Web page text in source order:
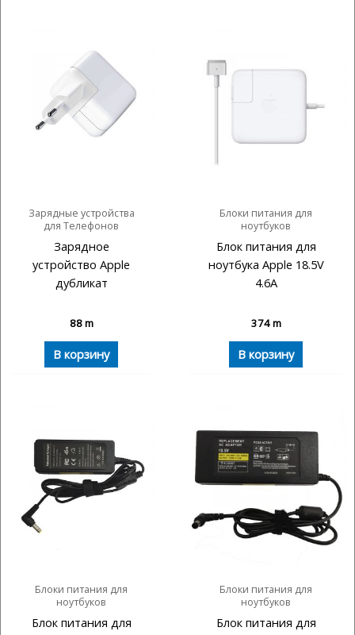
Зарядные устройства
для Телефонов
Зарядное
устройство Apple
дубликат
88m
В корзину
Блоки питания для
ноутбуков
Блок питания для
ноутбука Apple 18.5V
4.6A
374m
В корзину
Блоки питания для
ноутбуков
Блок питания для
Блоки питания для
ноутбуков
Блок питания для